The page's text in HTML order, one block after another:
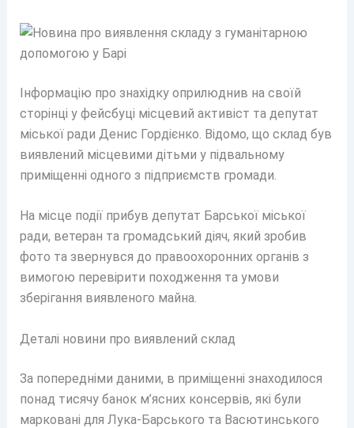
Інформацію про знахідку оприлюднив на своїй
сторінці у фейсбуці місцевий активіст та депутат
міської ради Денис Гордієнко. Відомо, що склад був
виявлений місцевими дітьми у підвальному
приміщенні одного з підприємств громади.
На місце події прибув депутат Барської міської
ради, ветеран та громадський діяч, який зробив
фото та звернувся до правоохоронних органів з
вимогою перевірити походження та умови
зберігання виявленого майна.
Деталі новини про виявлений склад
За попередніми даними, в приміщенні знаходилося
понад тисячу банок м’ясних консервів, які були
марковані для Лука-Барського та Васютинського